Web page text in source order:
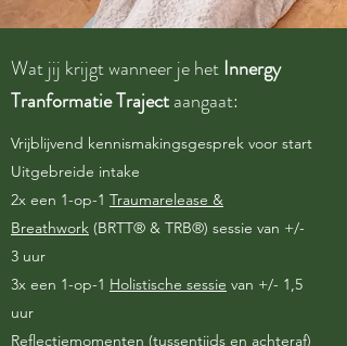
Wat jij krijgt wanneer je het Innergy
Tranformatie Trajectaangaat:
Vrijblijvend kennismakingsgesprek voor start
Uitgebreide intake
2x een 1-op-1 Traumarelease &
Breathwork (BRTT® & TRB®) sessie van +/-
3 uur
3x een 1-op-1 Holistische sessie van +/- 1,5
uur
Reflectiemomenten (tussentijds en achteraf)